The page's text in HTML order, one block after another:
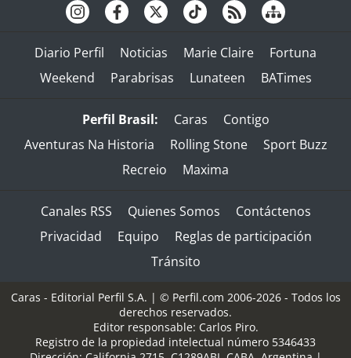
Diario Perfil Noticias Marie Claire
Fortuna
Weekend
Parabrisas Lunateen BATimes
Perfil Brasil: Caras
Contigo
Aventuras Na Historia
Rolling Stone
Sport Buzz
Recreio
Maxima
Canales RSS Quienes Somos
Contáctenos
Privacidad
Equipo
Reglas de participación
Tránsito
Caras - Editorial Perfil S.A. | © Perfil.com 2006-2026 - Todos los
derechos reservados.
Editor responsable: Carlos Piro.
Registro de la propiedad intelectual número 5346433